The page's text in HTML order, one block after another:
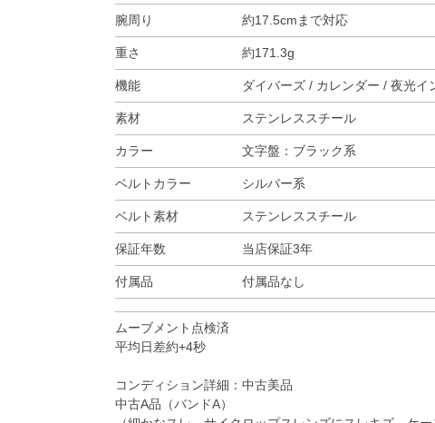
腕周り 約17.5cmまで対応
重さ 約171.3g
機能 ダイバーズ / カレンダー / 夜光イ
素材 ステンレススチール
カラー 文字盤：ブラック系
ベルトカラー シルバー系
ベルト素材 ステンレススチール
保証年数 当店保証3年
付属品 付属品なし
ムーブメント点検済
平均日差約+4秒
コンディション詳細：中古美品
中古A品（バンドA）